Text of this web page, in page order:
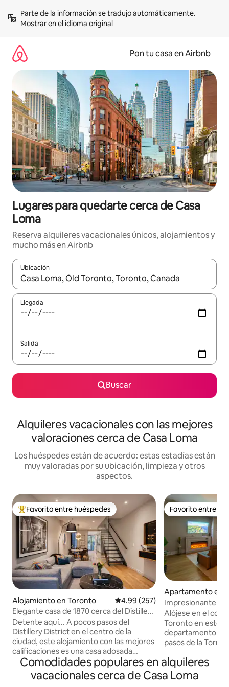
contenidoMostrar en el idioma original
Pon tu casa en Airbnb
Lugares para quedarte cerca de Casa
Loma
Reserva alquileres vacacionales únicos, alojamientos y
mucho más en Airbnb
Ubicación
Cuando los resultados estén disponibles, navega con las
Llegada
Salida
Buscar
Alquileres vacacionales con las mejores
valoraciones cerca de Casa Loma
Los huéspedes están de acuerdo: estas estadías están
muy valoradas por su ubicación, limpieza y otros
aspectos.
Favorito entre huéspedes preferido
Favorito entre huéspedes
Alojamiento en Toronto Calificación promedio: 4.99 de
4.99 (257)
Elegante casa de 1870 cerca del Distillery
District y el casco antiguo de Toronto
Detente aquí... A pocos pasos del
Distillery District en el centro de la
ciudad, este alojamiento con las mejores
calificaciones es una casa adosada
(townhouse) de la década de 1870
bellamente restaurada que combina el
encanto histórico con el refinamiento
Favorito entre
Favorito entre
Apartamento en
Impresionante
horizonte, a
Alójese en el
Toronto en este
departamento de
pasos de la Torre
una cómoda
dormitorio y un
estar, ideal para
Comodidades populares en alquileres
vacacionales cerca de Casa Loma